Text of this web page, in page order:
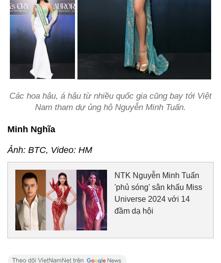
Các hoa hậu, á hậu từ nhiều quốc gia cũng bay tới Việt
Nam tham dự ủng hộ Nguyễn Minh Tuấn.
Minh Nghĩa
Ảnh: BTC, Video: HM
NTK Nguyễn Minh Tuấn
'phủ sóng' sân khấu Miss
Universe 2024 với 14
đầm dạ hội